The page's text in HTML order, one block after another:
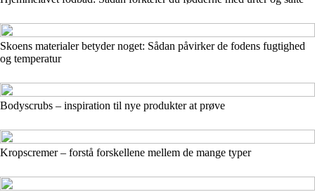
Skoens materialer betyder noget: Sådan påvirker de fodens fugtighed
og temperatur
Bodyscrubs – inspiration til nye produkter at prøve
Kropscremer – forstå forskellene mellem de mange typer